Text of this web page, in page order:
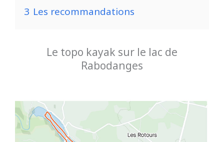
3 Les recommandations
Le topo kayak sur le lac de
Rabodanges